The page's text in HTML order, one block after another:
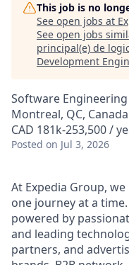
This job is no
See open jobs at
See open jobs
principal(e) de
Development
Software Engineering
Montreal, QC, Canada
CAD 181k-253,500 /
Posted on Jul 3, 2026
At Expedia Group,
one journey at a
powered by
and leading
partners, and